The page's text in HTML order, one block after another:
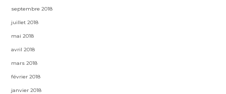
septembre 2018
juillet 2018
mai 2018
avril 2018
mars 2018
février 2018
janvier 2018